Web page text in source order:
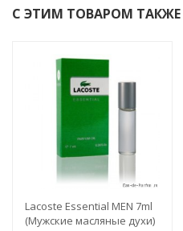
С ЭТИМ ТОВАРОМ
Lacoste Essential MEN 7ml
(Мужские масляные духи)